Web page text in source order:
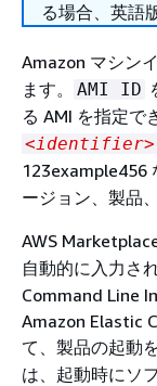
る場合、英語
Amazon マシン
ます。
AMI ID
る AMI を指定で
<identifier>
123example456
ージョン、製品
AWS
自動的に入力さ
Command Line
Amazon Elastic
て、製品の起動
は、起動時にソ